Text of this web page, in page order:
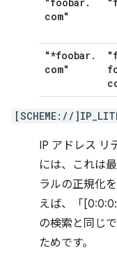
com"
"*foobar.
com"
[SCHEME://
IP アドレス リ
には、これは
ラルの正規化
えば、「
の検索と同じ
ためです。